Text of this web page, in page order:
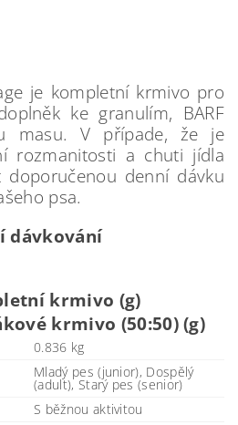
je kompletní krmivo pro
ke granulím, BARF
masu. V případe, že je
rozmanitosti a chuti jídla
doporučenou denní dávku
psa.
dávkování
krmivo (g)
krmivo (50:50) (g)
0.836 kg
Mladý pes (junior), Dospělý
(adult), Starý pes (senior)
S běžnou aktivitou